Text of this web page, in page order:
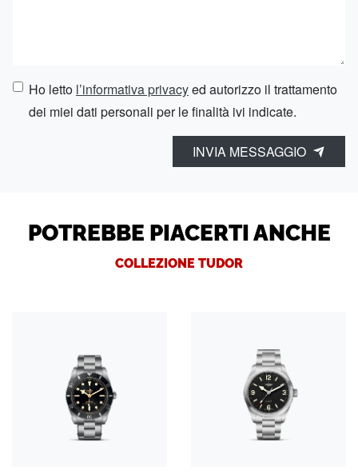
Ho letto l’informativa privacyed autorizzo il trattamento
dei miei dati personali per le finalità ivi indicate.
INVIA MESSAGGIO
POTREBBE PIACERTI ANCHE
COLLEZIONE TUDOR